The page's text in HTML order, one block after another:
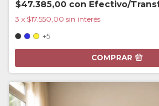
$47.385,00 con Efectivo/
3 x $17.550,00 sin interés
+5
COMPRAR